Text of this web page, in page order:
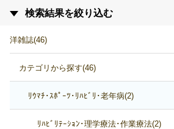
検索結果を絞り込む
洋雑誌(46)
カテゴリから探す(46)
ﾘｳﾏﾁ･ｽﾎﾟｰﾂ･ﾘﾊﾋﾞﾘ･老年病(2)
ﾘﾊﾋﾞﾘﾃｰｼｮﾝ･理学療法･作業療法(2)